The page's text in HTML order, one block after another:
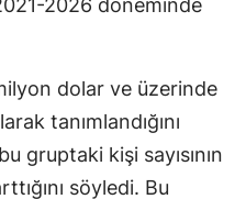
2026 döneminde
dolar ve üzerinde
tanımlandığını
gruptaki kişi sayısının
söyledi. Bu